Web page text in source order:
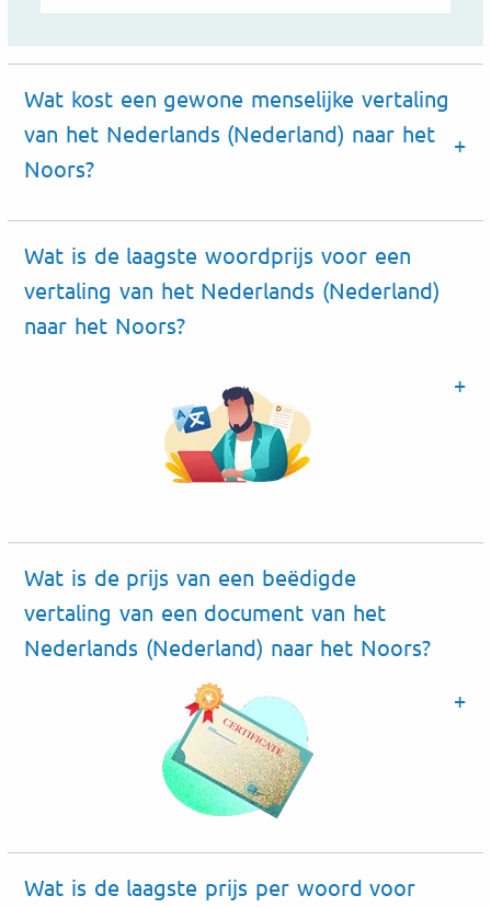
Wat kost een gewone menselijke vertaling
van het Nederlands (Nederland) naar het
Noors?
Wat is de laagste woordprijs voor een
vertaling van het Nederlands (Nederland)
naar het Noors?
Wat is de prijs van een beëdigde
vertaling van een document van het
Nederlands (Nederland) naar het Noors?
Wat is de laagste prijs per woord voor